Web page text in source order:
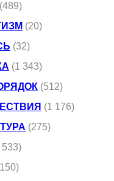
(489)
(20)
(32)
(1 343)
(512)
(1 176)
(275)
533)